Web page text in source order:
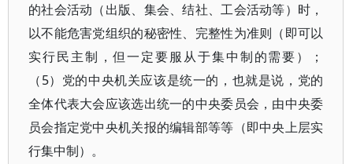
的社会活动（出版、集会、结社、工会活动等）时，
以不能危害党组织的秘密性、完整性为准则（即可以
实行民主制，但一定要服从于集中制的需要）；
（5）党的中央机关应该是统一的，也就是说，党的
全体代表大会应该选出统一的中央委员会，由中央委
员会指定党中央机关报的编辑部等等（即中央上层实
行集中制）。